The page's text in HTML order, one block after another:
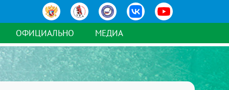
ОФИЦИАЛЬНО МЕДИА